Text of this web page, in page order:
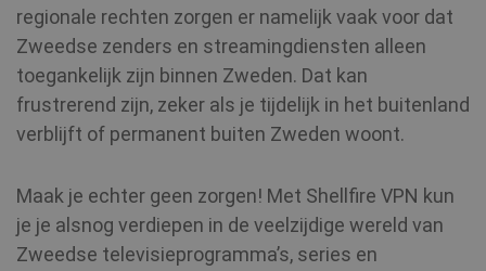
regionale rechten zorgen er namelijk vaak voor dat
Zweedse zenders en streamingdiensten alleen
toegankelijk zijn binnen Zweden. Dat kan
frustrerend zijn, zeker als je tijdelijk in het buitenland
verblijft of permanent buiten Zweden woont.
Maak je echter geen zorgen! Met Shellfire VPN kun
je je alsnog verdiepen in de veelzijdige wereld van
Zweedse televisieprogramma’s, series en